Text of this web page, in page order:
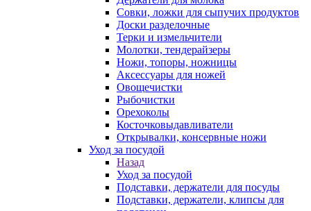
Совки, ложки для сыпучих продуктов
Доски разделочные
Терки и измельчители
Молотки, тендерайзеры
Ножи, топоры, ножницы
Аксессуары для ножей
Овощечистки
Рыбочистки
Орехоколы
Косточковыдавливатели
Открывалки, консервные ножи
Уход за посудой
Назад
Уход за посудой
Подставки, держатели для посуды
Подставки, держатели, клипсы для